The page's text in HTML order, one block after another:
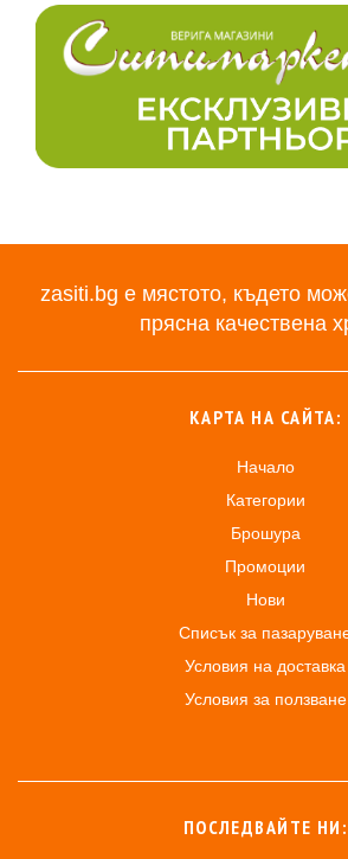
zasiti.bg е мястото, където
прясна качествена
КАРТА НА САЙТА:
Начало
Категории
Брошура
Промоции
Нови
Списък за
Условия на доставка
Условия за ползване
ПОСЛЕДВАЙТЕ НИ: